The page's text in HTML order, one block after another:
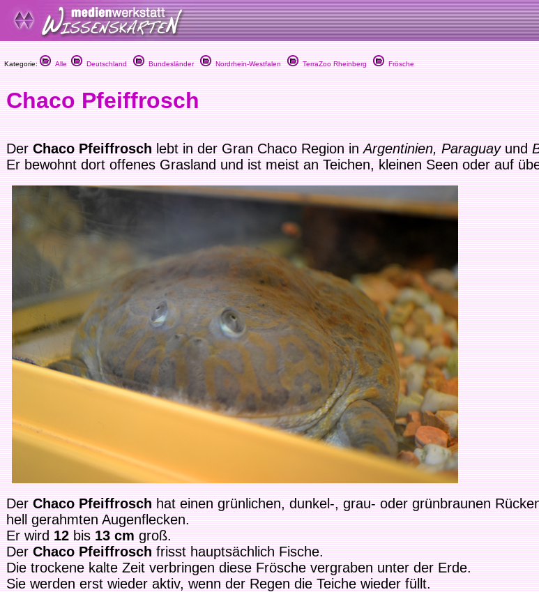
Kategorie: Alle Deutschland Bundesländer Nordrhein-Westfalen TerraZoo Rheinberg Frösche
Chaco Pfeiffrosch
DerChaco Pfeiffroschlebt in der Gran Chaco Region inArgentinien, Paraguayund
Er bewohnt dort offenes Grasland und ist meist an Teichen, kleinen Seen oder auf
DerChaco Pfeiffroschhat einen grünlichen, dunkel-, grau- oder grünbraunen
hell gerahmten Augenflecken.
Er wird12bis13 cmgroß.
DerChaco Pfeiffroschfrisst hauptsächlich Fische.
Die trockene kalte Zeit verbringen diese Frösche vergraben unter der Erde.
Sie werden erst wieder aktiv, wenn der Regen die Teiche wieder füllt.